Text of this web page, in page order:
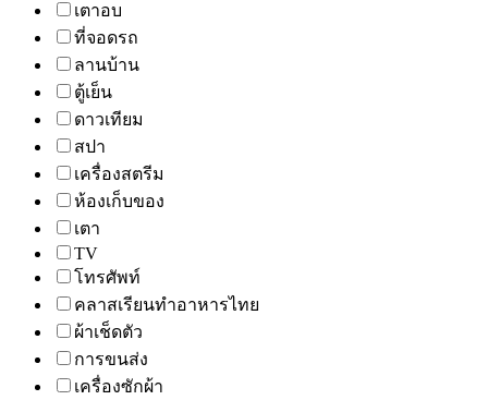
เตาอบ
ที่จอดรถ
ลานบ้าน
ตู้เย็น
ดาวเทียม
สปา
เครื่องสตรีม
ห้องเก็บของ
เตา
TV
โทรศัพท์
คลาสเรียนทำอาหารไทย
ผ้าเช็ดตัว
การขนส่ง
เครื่องซักผ้า